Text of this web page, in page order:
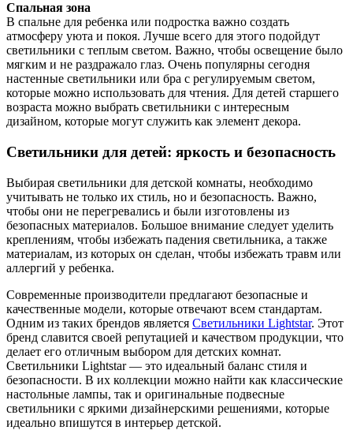
Спальная зона
В спальне для ребенка или подростка важно создать
атмосферу уюта и покоя. Лучше всего для этого подойдут
светильники с теплым светом. Важно, чтобы освещение было
мягким и не раздражало глаз. Очень популярны сегодня
настенные светильники или бра с регулируемым светом,
которые можно использовать для чтения. Для детей старшего
возраста можно выбрать светильники с интересным
дизайном, которые могут служить как элемент декора.
Светильники для детей: яркость и безопасность
Выбирая светильники для детской комнаты, необходимо
учитывать не только их стиль, но и безопасность. Важно,
чтобы они не перегревались и были изготовлены из
безопасных материалов. Большое внимание следует уделить
креплениям, чтобы избежать падения светильника, а также
материалам, из которых он сделан, чтобы избежать травм или
аллергий у ребенка.
Современные производители предлагают безопасные и
качественные модели, которые отвечают всем стандартам.
Одним из таких брендов является Светильники Lightstar. Этот
бренд славится своей репутацией и качеством продукции, что
делает его отличным выбором для детских комнат.
Светильники Lightstar — это идеальный баланс стиля и
безопасности. В их коллекции можно найти как классические
настольные лампы, так и оригинальные подвесные
светильники с яркими дизайнерскими решениями, которые
идеально впишутся в интерьер детской.